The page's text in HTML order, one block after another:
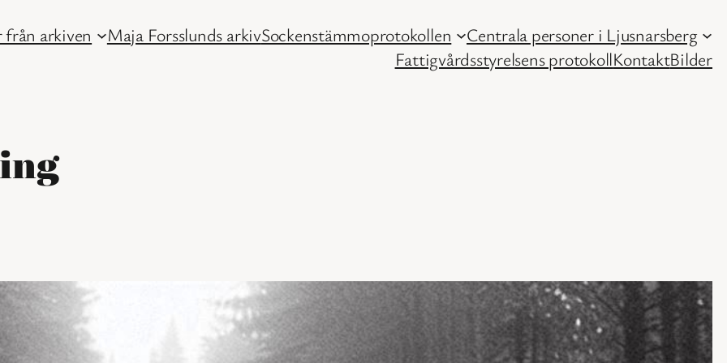
arkiven Maja Forsslunds arkivSockenstämmoprotokollen
Centrala personer i Ljusnarsberg
Fattigvårdsstyrelsens protokollKontaktBilder